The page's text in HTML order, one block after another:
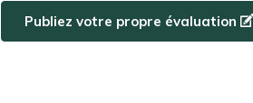
Publiez votre propre évaluation